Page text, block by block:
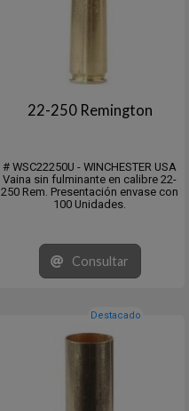
22-250 Remington
# WSC22250U - WINCHESTER USA
Vaina sin fulminante en calibre 22-
250 Rem. Presentación envase con
100 Unidades.
Consultar
Destacado